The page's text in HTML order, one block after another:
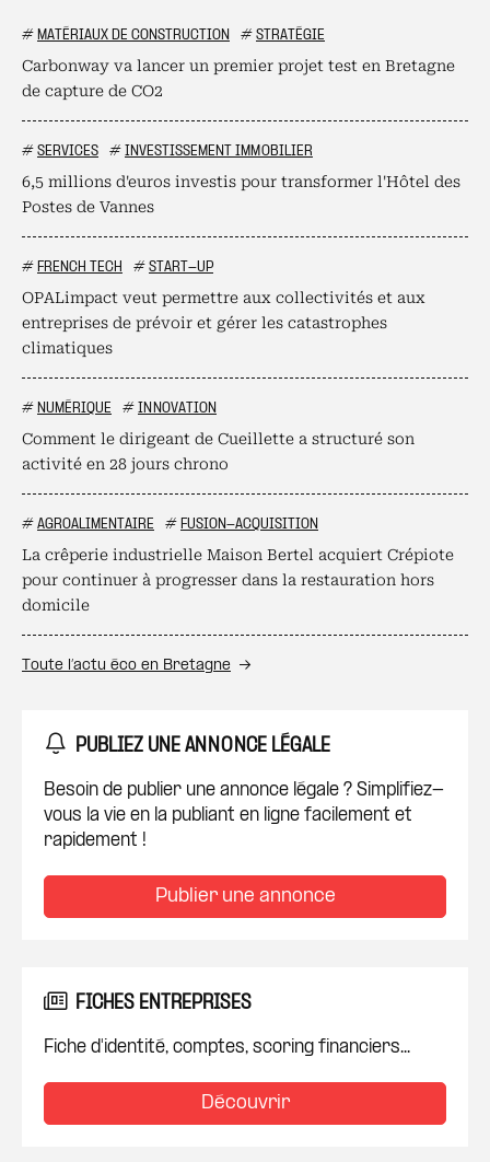
# MATÉRIAUX DE CONSTRUCTION # STRATÉGIE
Carbonway va lancer un premier projet test en Bretagne
de capture de CO2
# SERVICES # INVESTISSEMENT IMMOBILIER
6,5 millions d'euros investis pour transformer l'Hôtel des
Postes de Vannes
# FRENCH TECH # START-UP
OPALimpact veut permettre aux collectivités et aux
entreprises de prévoir et gérer les catastrophes
climatiques
# NUMÉRIQUE # INNOVATION
Comment le dirigeant de Cueillette a structuré son
activité en 28 jours chrono
# AGROALIMENTAIRE # FUSION-ACQUISITION
La crêperie industrielle Maison Bertel acquiert Crépiote
pour continuer à progresser dans la restauration hors
domicile
Toute l’actu éco en Bretagne
PUBLIEZ UNE ANNONCE LÉGALE
Besoin de publier une annonce légale ? Simplifiez-
vous la vie en la publiant en ligne facilement et
rapidement !
Publier une annonce
FICHES ENTREPRISES
Fiche d'identité, comptes, scoring financiers...
Découvrir